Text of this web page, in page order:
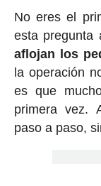
No eres el
esta pregunta
aflojan los
la operación
es que
primera vez.
paso a paso,